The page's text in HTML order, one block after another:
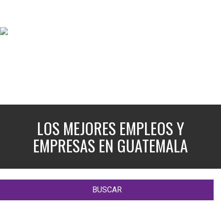
LOS MEJORES EMPLEOS Y
EMPRESAS EN GUATEMALA
BUSCAR